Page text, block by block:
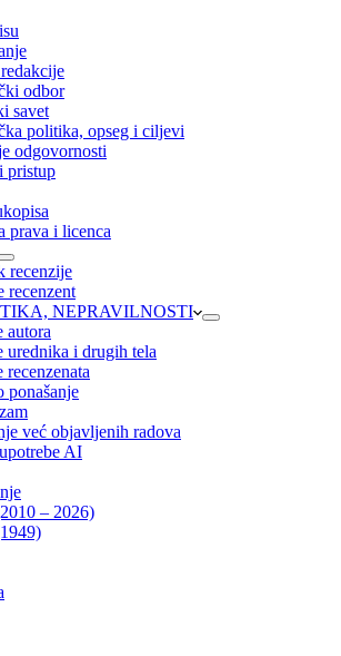
odbor
savet
politika, opseg i ciljevi
odgovornosti
pristup
prava i licenca
recenzije
recenzent
NEPRAVILNOSTI
autora
urednika i drugih tela
recenzenata
ponašanje
već objavljenih radova
AI
– 2026)